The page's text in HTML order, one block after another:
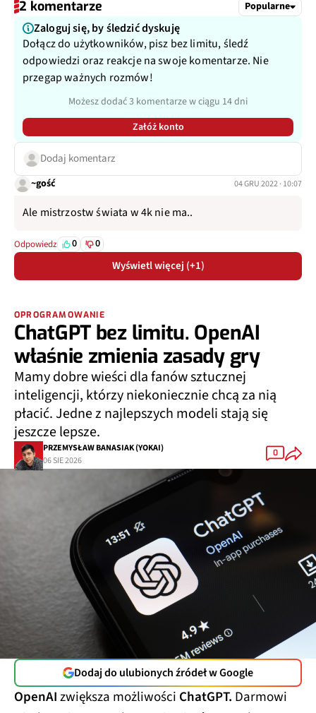
2 komentarze Popularne
Zaloguj się, by śledzić dyskuję
Dołącz do użytkowników, pisz bez limitu, śledź
odpowiedzi oraz reakcje na swoje komentarze. Nie
przegap ważnych rozmów!
Możesz dodać 3 komentarze w ciągu 14 dni
Załóż konto
Dodaj komentarz
~gość 04 GRU 2022 · 10:07
Ale mistrzostw świata w 4k nie ma..
Odpowiedz 0 0
Wyświetl więcej (+1)
OPROGRAMOWANIE
ChatGPT bez limitu. OpenAI
właśnie zmienia zasady gry
Mamy dobre wieści dla fanów sztucznej
inteligencji, którzy niekoniecznie chcą za nią
płacić. Jedne z najlepszych modeli stają się
jeszcze lepsze.
PRZEMYSŁAW BANASIAK (YOKAI)
06 SIE 2026
0
Dodaj do ulubionych źródeł w Google
OpenAIzwiększa możliwości ChatGPT. Darmowi